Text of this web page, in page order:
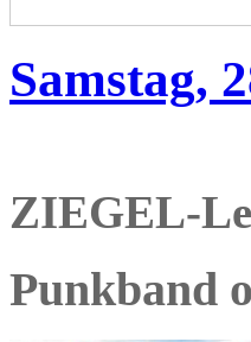
Samstag,
ZIEGEL-
Punkband